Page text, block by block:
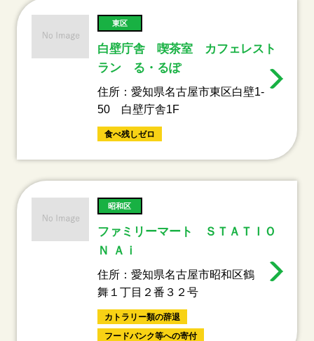
東区
白壁庁舎 喫茶室 カフェレスト
ラン る・るぽ
住所：愛知県名古屋市東区白壁1-
50 白壁庁舎1F
食べ残しゼロ
昭和区
ファミリーマート ＳＴＡＴＩＯ
Ｎ Ａｉ
住所：愛知県名古屋市昭和区鶴
舞１丁目２番３２号
カトラリー類の辞退
フードバンク等への寄付